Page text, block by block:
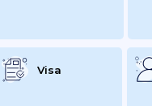
Visa